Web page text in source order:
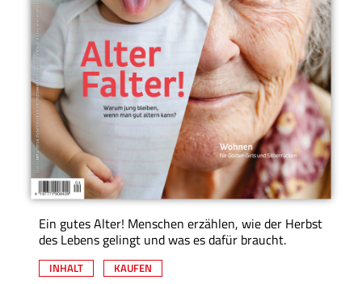
Ein gutes Alter! Menschen erzählen, wie der Herbst
des Lebens gelingt und was es dafür braucht.
INHALT KAUFEN